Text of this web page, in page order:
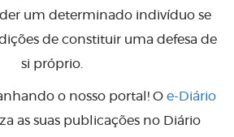
um determinado indivíduo se
de constituir uma defesa de
si próprio.
o nosso portal! O e-Diário
as suas publicações no Diário